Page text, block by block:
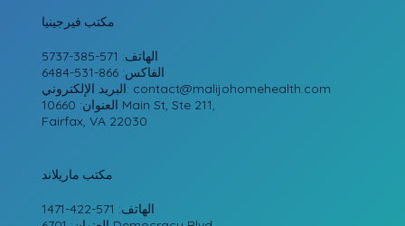
مكتب فيرجينيا
الهاتف: 571-385-5737
الفاكس: 866-531-6484
البريد الإلكتروني: contact@malijohomehealth.com
العنوان: 10660 Main St, Ste 211,
Fairfax, VA 22030
مكتب ماريلاند
الهاتف: 571-422-1471